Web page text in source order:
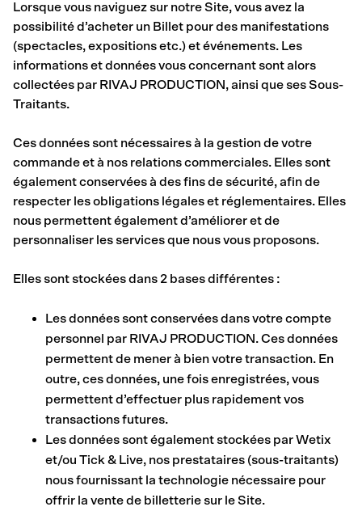
Lorsque vous naviguez sur notre Site, vous avez la
possibilité d’acheter un Billet pour des manifestations
(spectacles, expositions etc.) et événements. Les
informations et données vous concernant sont alors
collectées par RIVAJ PRODUCTION, ainsi que ses Sous-
Traitants.
Ces données sont nécessaires à la gestion de votre
commande et à nos relations commerciales. Elles sont
également conservées à des fins de sécurité, afin de
respecter les obligations légales et réglementaires. Elles
nous permettent également d’améliorer et de
personnaliser les services que nous vous proposons.
Elles sont stockées dans 2 bases différentes :
Les données sont conservées dans votre compte
personnel par RIVAJ PRODUCTION. Ces données
permettent de mener à bien votre transaction. En
outre, ces données, une fois enregistrées, vous
permettent d’effectuer plus rapidement vos
transactions futures.
Les données sont également stockées par Wetix
et/ou Tick & Live, nos prestataires (sous-traitants)
nous fournissant la technologie nécessaire pour
offrir la vente de billetterie sur le Site.